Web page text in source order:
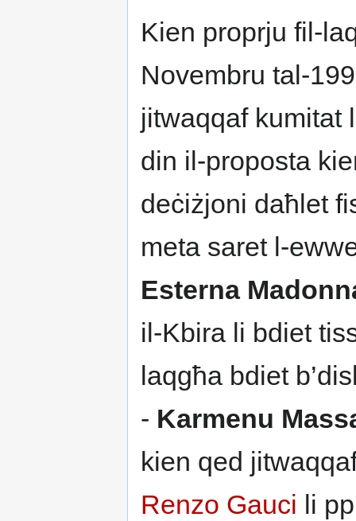
Kien proprju fil-
Novembru tal-
jitwaqqaf kumitat
din il-proposta
deċiżjoni daħlet
meta saret l-
Esterna
il-Kbira li bdiet
laqgħa bdiet
- Karmenu
kien qed
Renzo Gauci li